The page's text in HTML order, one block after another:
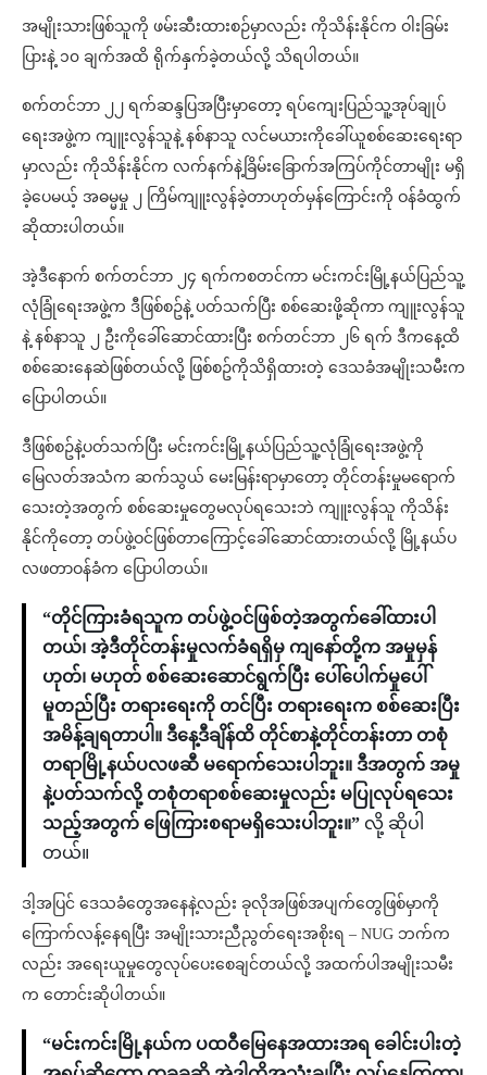
အမျိုးသားဖြစ်သူကို ဖမ်းဆီးထားစဉ်မှာလည်း ကိုသိန်းနိုင်က ဝါးခြမ်း
ပြားနဲ့ ၁၀ ချက်အထိ ရိုက်နှက်ခဲ့တယ်လို့ သိရပါတယ်။
စက်တင်ဘာ ၂၂ ရက်ဆန္ဒပြအပြီးမှာတော့ ရပ်ကျေးပြည်သူ့အုပ်ချုပ်
ရေးအဖွဲ့က ကျူးလွန်သူနဲ့ နစ်နာသူ လင်မယားကိုခေါ်ယူစစ်ဆေးရေးရာ
မှာလည်း ကိုသိန်းနိုင်က လက်နက်နဲ့ခြိမ်းခြောက်အကြပ်ကိုင်တာမျိုး မရှိ
ခဲ့ပေမယ့် အဓမ္မမှု ၂ ကြိမ်ကျူးလွန်ခဲ့တာဟုတ်မှန်ကြောင်းကို ဝန်ခံထွက်
ဆိုထားပါတယ်။
အဲ့ဒီနောက် စက်တင်ဘာ ၂၄ ရက်ကစတင်ကာ မင်းကင်းမြို့နယ်ပြည်သူ့
လုံခြုံရေးအဖွဲ့က ဒီဖြစ်စဥ်နဲ့ ပတ်သက်ပြီး စစ်ဆေးဖို့ဆိုကာ ကျူးလွန်သူ
နဲ့ နစ်နာသူ ၂ ဦးကိုခေါ်ဆောင်ထားပြီး စက်တင်ဘာ ၂၆ ရက် ဒီကနေ့ထိ
စစ်ဆေးနေဆဲဖြစ်တယ်လို့ ဖြစ်စဥ်ကိုသိရှိထားတဲ့ ဒေသခံအမျိုးသမီးက
ပြောပါတယ်။
ဒီဖြစ်စဥ်နဲ့ပတ်သက်ပြီး မင်းကင်းမြို့နယ်ပြည်သူ့လုံခြုံရေးအဖွဲ့ကို
မြေလတ်အသံက ဆက်သွယ် မေးမြန်းရာမှာတော့ တိုင်တန်းမှုမရောက်
သေးတဲ့အတွက် စစ်ဆေးမှုတွေမလုပ်ရသေးဘဲ ကျူးလွန်သူ ကိုသိန်း
နိုင်ကိုတော့ တပ်ဖွဲ့ဝင်ဖြစ်တာကြောင့်ခေါ်ဆောင်ထားတယ်လို့ မြို့နယ်ပ
လဖတာဝန်ခံက ပြောပါတယ်။
“တိုင်ကြားခံရသူက တပ်ဖွဲ့ဝင်ဖြစ်တဲ့အတွက်ခေါ်ထားပါ
တယ်၊ အဲ့ဒီတိုင်တန်းမှုလက်ခံရရှိမှ ကျနော်တို့က အမှုမှန်
ဟုတ်၊ မဟုတ် စစ်ဆေးဆောင်ရွက်ပြီး ပေါ်ပေါက်မှုပေါ်
မူတည်ပြီး တရားရေးကို တင်ပြီး တရားရေးက စစ်ဆေးပြီး
အမိန့်ချရတာပါ။ ဒီနေ့ဒီချိန်ထိ တိုင်စာနဲ့တိုင်တန်းတာ တစုံ
တရာမြို့နယ်ပလဖဆီ မရောက်သေးပါဘူး။ ဒီအတွက် အမှု
နဲ့ပတ်သက်လို့ တစုံတရာစစ်ဆေးမှုလည်း မပြုလုပ်ရသေး
သည့်အတွက် ဖြေကြားစရာမရှိသေးပါဘူး။” လို့ ဆိုပါ
တယ်။
ဒါ့အပြင် ဒေသခံတွေအနေနဲ့လည်း ခုလိုအဖြစ်အပျက်တွေဖြစ်မှာကို
ကြောက်လန့်နေရပြီး အမျိုးသားညီညွတ်ရေးအစိုးရ – NUG ဘက်က
လည်း အရေးယူမှုတွေလုပ်ပေးစေချင်တယ်လို့ အထက်ပါအမျိုးသမီး
က တောင်းဆိုပါတယ်။
“မင်းကင်းမြို့နယ်က ပထဝီမြေနေအထားအရ ခေါင်းပါးတဲ့